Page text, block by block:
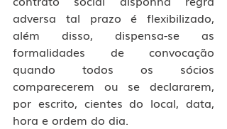
adversa tal prazo é flexibilizado,
além disso, dispensa-se as
formalidades de convocação
quando todos os sócios
comparecerem ou se declararem,
por escrito, cientes do local, data,
hora e ordem do dia.